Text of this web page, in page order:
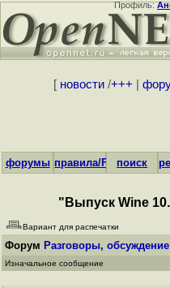
Профиль:
[ новости/+++
форумы правила/FAQпоиск
"Выпуск Wine
Вариант для распечатки
Форум Разговоры,
Изначальное сообщение